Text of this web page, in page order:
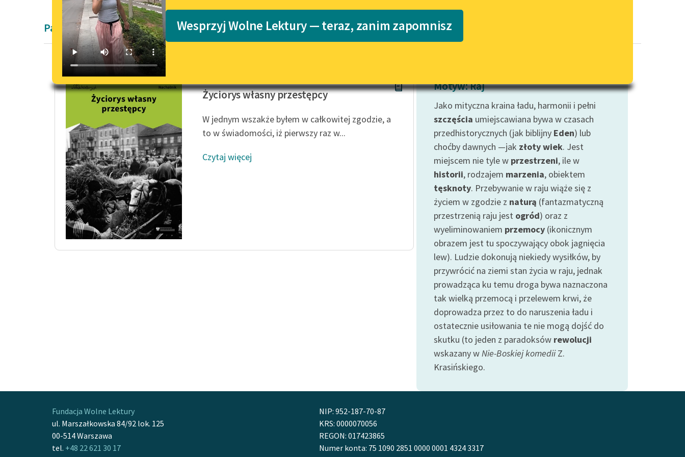
niepełnosprawnościami
E-kolekcja lektur szkolnych i
literatury do słuchania dla
uczennic i uczniów z
niepełnosprawnościami
Katalog
Katalog w formacie PDF
wrażliwych
Deklaracja dostępności
Wesprzyj Wolne Lektury — teraz, zanim zapomnisz
Pamiętnik
Życiorys własny przestępcy
W jednym wszakże byłem w całkowitej zgodzie, a
to w świadomości, iż pierwszy raz w...
Czytaj więcej
Motyw: Raj
Jako mityczna kraina ładu, harmonii i pełni
szczęścia umiejscawiana bywa w czasach
przedhistorycznych (jak biblijny Eden) lub
choćby dawnych —jak złoty wiek. Jest
miejscem nie tyle w przestrzeni, ile w
historii, rodzajem marzenia, obiektem
tęsknoty. Przebywanie w raju wiąże się z
życiem w zgodzie z naturą (fantazmatyczną
przestrzenią raju jest ogród) oraz z
wyeliminowaniem przemocy (ikonicznym
obrazem jest tu spoczywający obok jagnięcia
lew). Ludzie dokonują niekiedy wysiłków, by
przywrócić na ziemi stan życia w raju, jednak
prowadząca ku temu droga bywa naznaczona
tak wielką przemocą i przelewem krwi, że
doprowadza przez to do naruszenia ładu i
ostatecznie usiłowania te nie mogą dojść do
skutku (to jeden z paradoksów rewolucji
wskazany wNie-Boskiej komediiZ.
Krasińskiego.
Fundacja Wolne Lektury
ul. Marszałkowska 84/92 lok. 125
00-514 Warszawa
tel. +48 22 621 30 17
NIP: 952-187-70-87
KRS: 0000070056
REGON: 017423865
Numer konta: 75 1090 2851 0000 0001 4324 3317